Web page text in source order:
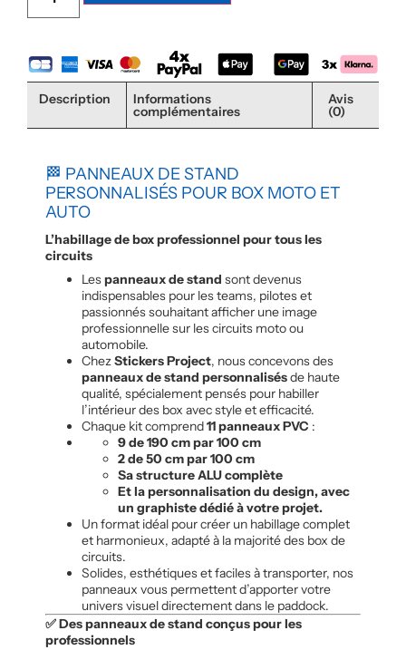
Description Informations
complémentaires
Avis
(0)
🏁 PANNEAUX DE STAND
PERSONNALISÉS POUR BOX MOTO ET
AUTO
L’habillage de box professionnel pour tous les
circuits
Lespanneaux de stand sont devenus
indispensables pour les teams, pilotes et
passionnés souhaitant afficher une image
professionnelle sur les circuits moto ou
automobile.
ChezStickers Project, nous concevons des
panneaux de stand personnalisésde haute
qualité, spécialement pensés pour habiller
l’intérieur des box avec style et efficacité.
Chaque kit comprend11 panneaux PVC :
9 de 190 cm par 100 cm
2 de 50 cm par 100 cm
Sa structure ALU complète
Et la personnalisation du design, avec
un graphiste dédié à votre projet.
Un format idéal pour créer un habillage complet
et harmonieux, adapté à la majorité des box de
circuits.
Solides, esthétiques et faciles à transporter, nos
panneaux vous permettent d’apporter votre
univers visuel directement dans le paddock.
✅ Des panneaux de stand conçus pour les
professionnels